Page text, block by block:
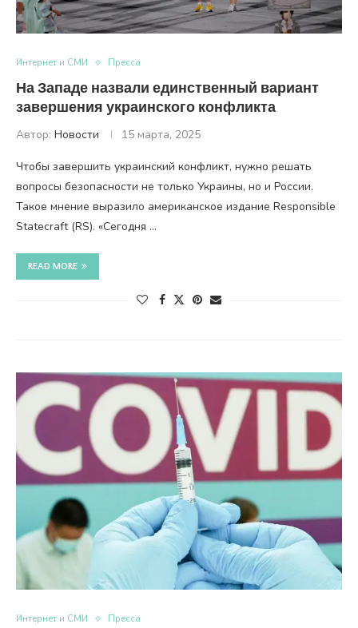
Интернет и СМИ Пресса
На Западе назвали единственный вариант
завершения украинского конфликта
Автор: Новости 15 марта, 2025
Чтобы завершить украинский конфликт, нужно решать
вопросы безопасности не только Украины, но и России.
Такое мнение выразило американское издание Responsible
Statecraft (RS). «Сегодня …
READ MORE
Интернет и СМИ Пресса